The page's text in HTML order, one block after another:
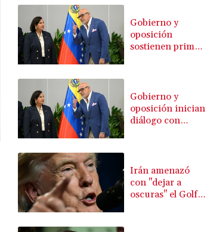
Gobierno y
oposición
sostienen primer
Venezuela
Gobierno y
oposición inician
diálogo con
Venezuela
Irán amenazó
con "dejar a
oscuras" el Golfo